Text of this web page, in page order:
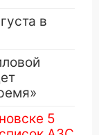
в
5